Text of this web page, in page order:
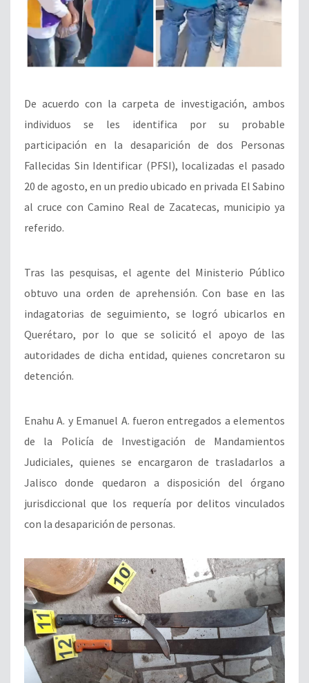
De acuerdo con la carpeta de investigación, ambos
individuos se les identifica por su probable
participación en la desaparición de dos Personas
Fallecidas Sin Identificar (PFSI), localizadas el pasado
20 de agosto, en un predio ubicado en privada El Sabino
al cruce con Camino Real de Zacatecas, municipio ya
referido.
Tras las pesquisas, el agente del Ministerio Público
obtuvo una orden de aprehensión. Con base en las
indagatorias de seguimiento, se logró ubicarlos en
Querétaro, por lo que se solicitó el apoyo de las
autoridades de dicha entidad, quienes concretaron su
detención.
Enahu A. y Emanuel A. fueron entregados a elementos
de la Policía de Investigación de Mandamientos
Judiciales, quienes se encargaron de trasladarlos a
Jalisco donde quedaron a disposición del órgano
jurisdiccional que los requería por delitos vinculados
con la desaparición de personas.